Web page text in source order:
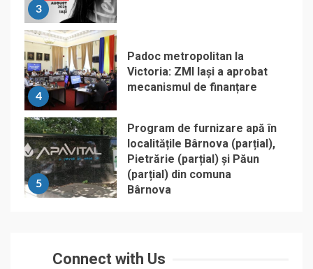
3
4
Padoc metropolitan la
Victoria: ZMI Iași a aprobat
mecanismul de finanțare
5
Program de furnizare apă în
localitățile Bârnova (parțial),
Pietrărie (parțial) și Păun
(parțial) din comuna
Bârnova
Connect with Us